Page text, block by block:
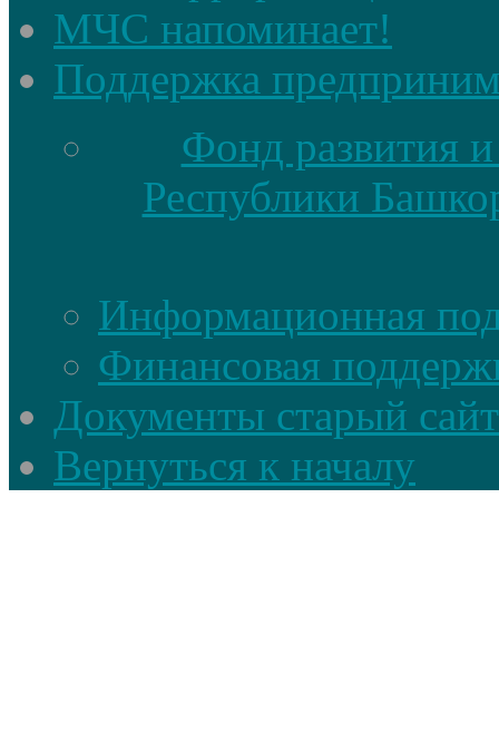
МЧС напоминает!
Поддержка
Фонд развития
Республики
Информационная
Финансовая
Документы старый сайт
Вернуться к началу